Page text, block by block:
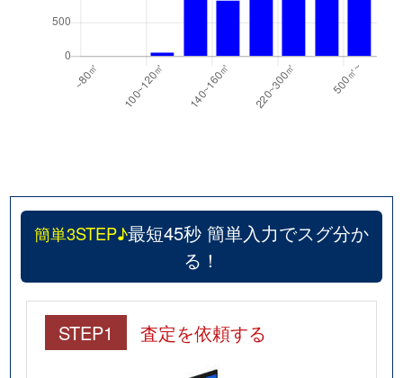
簡単3STEP♪最短45秒 簡単入力でスグ分か
る！
STEP1 査定を依頼する